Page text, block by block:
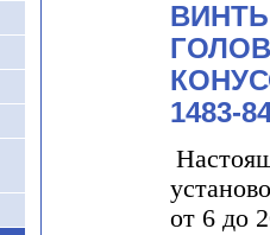
1483-
от 6 до